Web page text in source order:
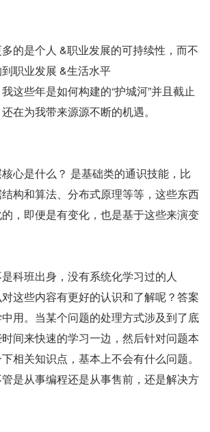
的是个人 &职业发展的可持续性，而不
职业发展 &生活水平
这些年是如何构建的“护城河”并且截止
在为我带来源源不断的机遇。
心是什么？ 是基础类的通识技能，比
构和算法、分布式原理等等，这些东西
，即便是有变化，也是基于这些来演变
科班出身，没有系统化学习过的人
对这些内容有更好的认识和了解呢？答案
用。当某个问题的处理方式涉及到了底
间来快速的学习一边，然后针对问题本
相关知识点，基本上不会有什么问题。
是从事编程还是从事售前，还是解决方